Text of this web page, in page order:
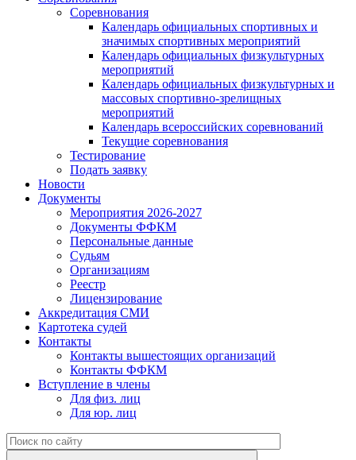
Соревнования
Календарь официальных спортивных и
значимых спортивных мероприятий
Календарь официальных физкультурных
мероприятий
Календарь официальных физкультурных и
массовых спортивно-зрелищных
мероприятий
Календарь всероссийских соревнований
Текущие соревнования
Тестирование
Подать заявку
Новости
Документы
Мероприятия 2026-2027
Документы ФФКМ
Персональные данные
Судьям
Организациям
Реестр
Лицензирование
Аккредитация СМИ
Картотека судей
Контакты
Контакты вышестоящих организаций
Контакты ФФКМ
Вступление в члены
Для физ. лиц
Для юр. лиц